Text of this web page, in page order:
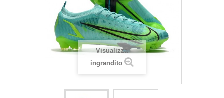
Visualizza
ingrandito